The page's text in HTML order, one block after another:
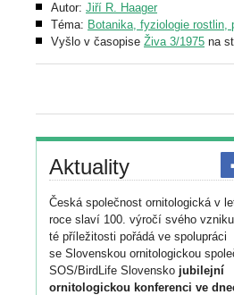
Autor: Jiří R. Haager
Téma: Botanika, fyziologie
Vyšlo v časopise Živa 3/1975 na
Aktuality
Česká společnost ornitologická v
roce slaví 100. výročí svého
té příležitosti pořádá ve spolupráci
se Slovenskou ornitologickou
SOS/BirdLife Slovensko jubilejní
ornitologickou konferenci ve